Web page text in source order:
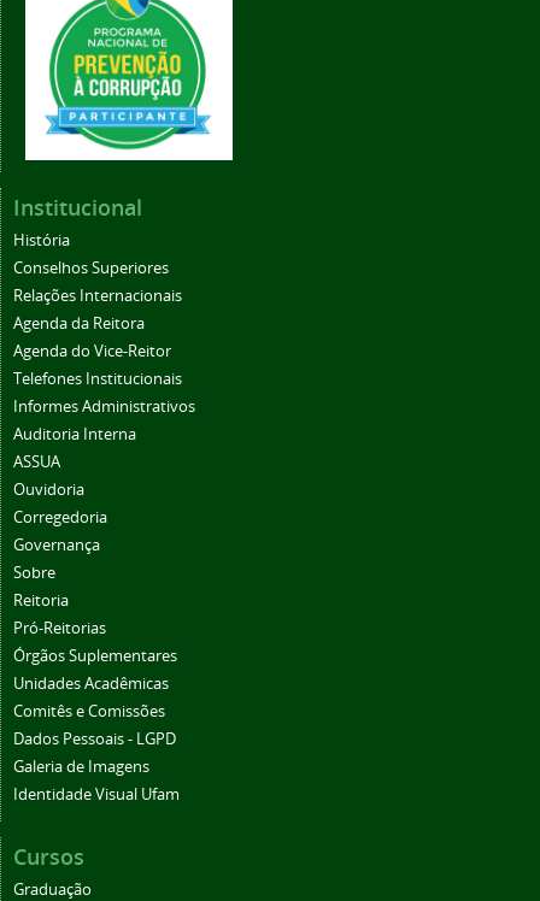
Institucional
História
Conselhos Superiores
Relações Internacionais
Agenda da Reitora
Agenda do Vice-Reitor
Telefones Institucionais
Informes Administrativos
Auditoria Interna
ASSUA
Ouvidoria
Corregedoria
Governança
Sobre
Reitoria
Pró-Reitorias
Órgãos Suplementares
Unidades Acadêmicas
Comitês e Comissões
Dados Pessoais - LGPD
Galeria de Imagens
Identidade Visual Ufam
Cursos
Graduação